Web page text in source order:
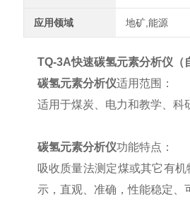
应用领域 地矿,能源
TQ-3A快速碳氢元素分析仪（
碳氢元素分析仪适用范围：
适用于煤炭、电力和教学、科
碳氢元素分析仪功能特点：
吸收质量法测定煤或其它有
示，直观、准确，性能稳定、